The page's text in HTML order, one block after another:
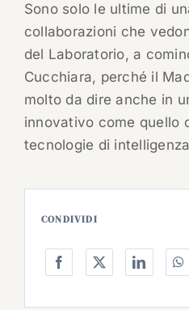
Sono solo le ultime di
collaborazioni che
del Laboratorio, a
Cucchiara, perché il
molto da dire anche in
innovativo come quello
tecnologie di
CONDIVIDI